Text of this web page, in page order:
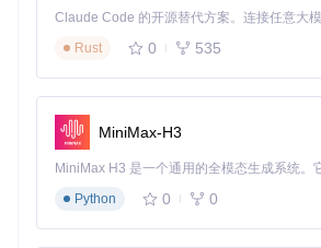
双主题界面：适应不同使用环境
工具提供深色和浅色两种主题，用户可根
图2：1fichier-dl深色主题设置界面，显示
价值呈现：三维度提升用户体验
Rust
0 535
MiniMax-H3
Python
0 0